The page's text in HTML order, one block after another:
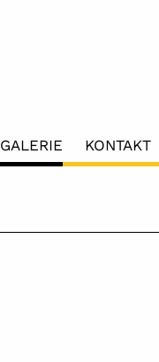
GALERIE KONTAKT